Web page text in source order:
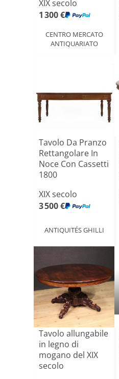
XIX secolo
1 300 €
CENTRO MERCATO
ANTIQUARIATO
Tavolo Da Pranzo
Rettangolare In
Noce Con Cassetti
1800
XIX secolo
3 500 €
ANTIQUITÉS GHILLI
Tavolo allungabile
in legno di
mogano del XIX
secolo